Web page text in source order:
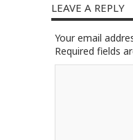
LEAVE A REPLY
Your email
Required fields